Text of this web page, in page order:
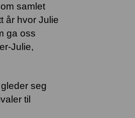
samlet
år hvor Julie
ga oss
Julie,
seg
til